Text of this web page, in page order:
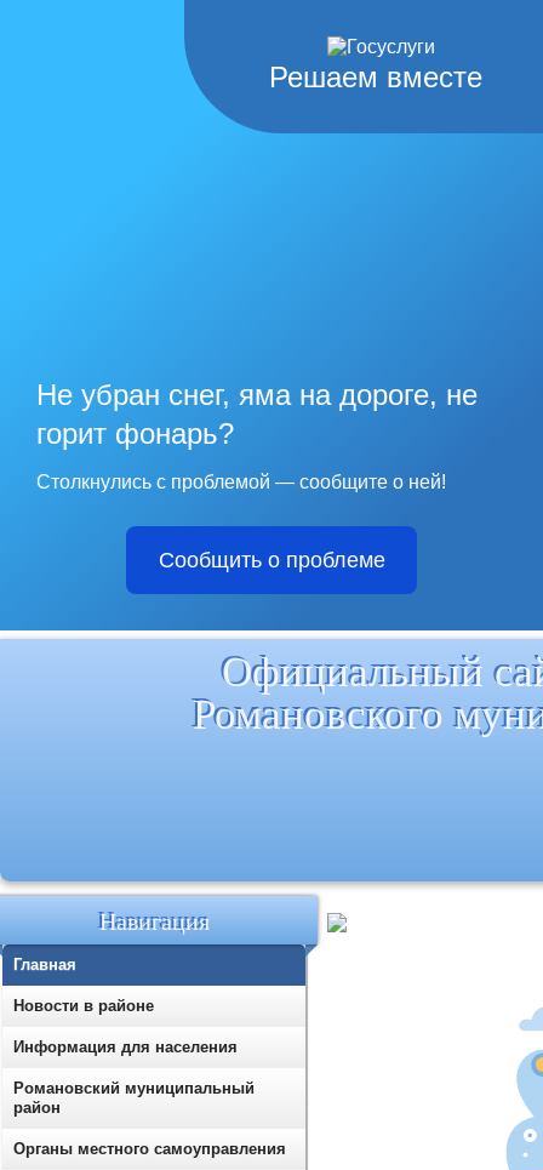
Решаем вместе
Не убран снег, яма на дороге, не
горит фонарь?
Столкнулись с проблемой — сообщите о ней!
Сообщить о проблеме
Официальный
Романовского
Навигация
Главная
Новости в районе
Информация для населения
Романовский муниципальный
район
Органы местного самоуправления